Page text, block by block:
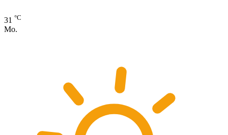
31 °C
Mo.